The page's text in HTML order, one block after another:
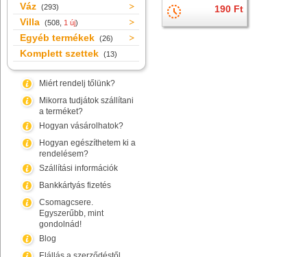
Váz (293)
Villa (508, 1 új)
Egyéb termékek (26)
Komplett szettek (13)
Miért rendelj tőlünk?
Mikorra tudjátok szállítani
a terméket?
Hogyan vásárolhatok?
Hogyan egészíthetem ki a
rendelésem?
Szállítási információk
Bankkártyás fizetés
Csomagcsere.
Egyszerűbb, mint
gondolnád!
Blog
190 Ft